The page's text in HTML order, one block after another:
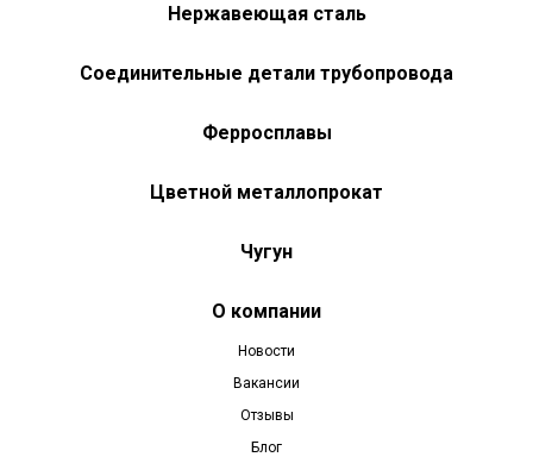
Нержавеющая сталь
Соединительные детали трубопровода
Ферросплавы
Цветной металлопрокат
Чугун
О компании
Новости
Вакансии
Отзывы
Блог